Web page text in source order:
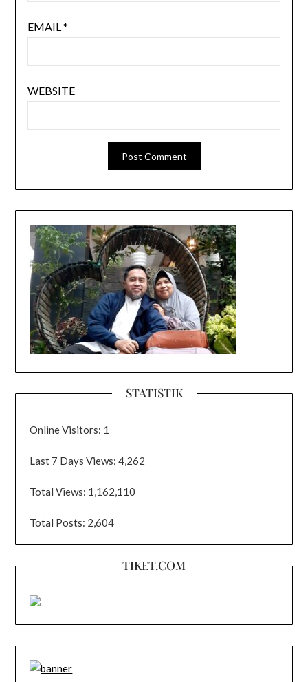
EMAIL*
WEBSITE
STATISTIK
Online Visitors: 1
Last 7 Days Views:4,262
Total Views: 1,162,110
Total Posts: 2,604
TIKET.COM